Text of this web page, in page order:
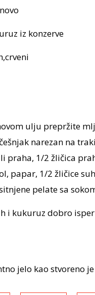
iz konzerve
ulju prepržite
narezan na
praha, 1/2 žličica
papar, 1/2 žličice
pelate sa
i kukuruz dobro
jelo kao stvoreno